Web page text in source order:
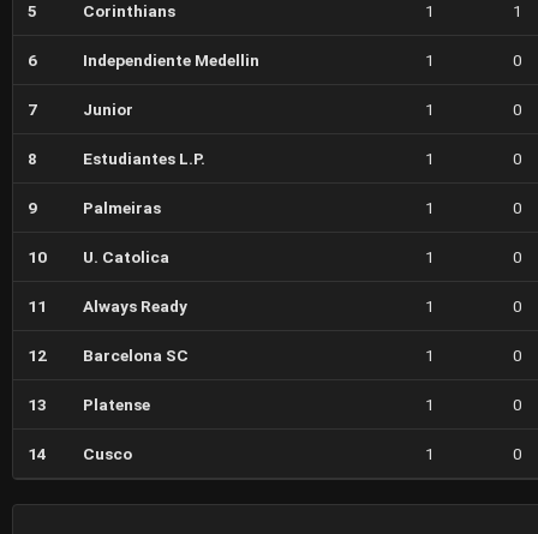
5 Corinthians 1 1
6 Independiente Medellin 1 0
7 Junior 1 0
8 Estudiantes L.P. 1 0
9 Palmeiras 1 0
10 U. Catolica 1 0
11 Always Ready 1 0
12 Barcelona SC 1 0
13 Platense 1 0
14 Cusco 1 0